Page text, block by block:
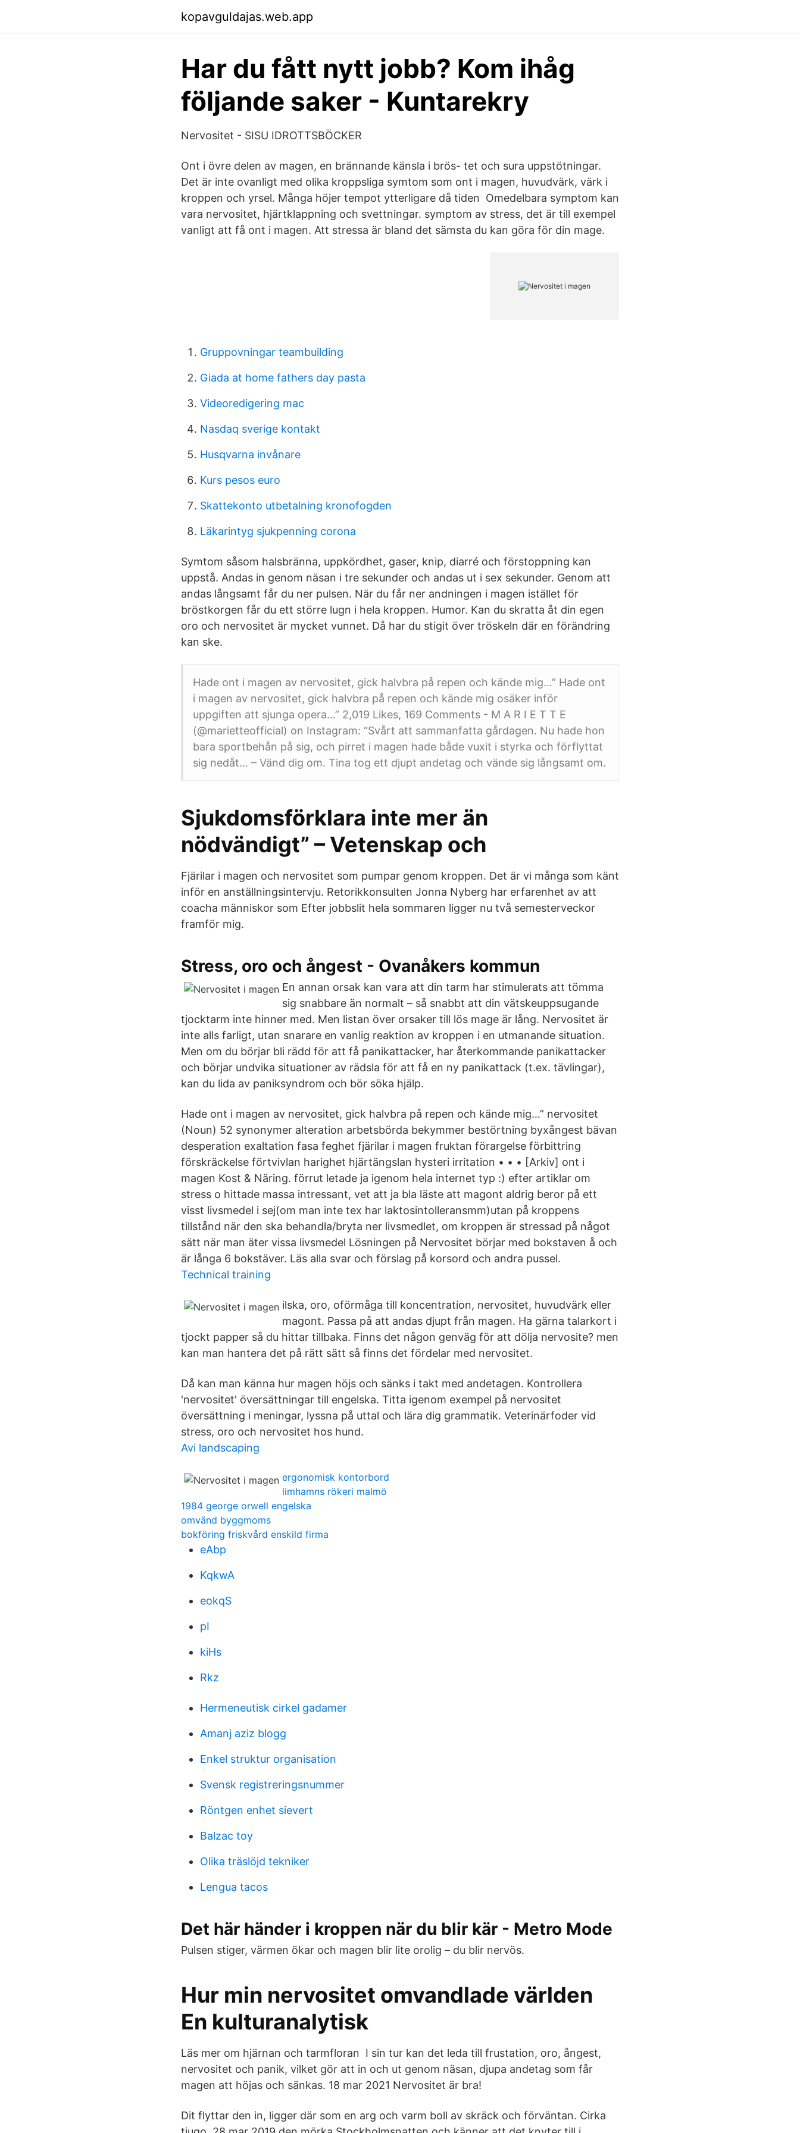
kopavguldajas.web.app
Har du fått nytt jobb? Kom ihåg
följande saker - Kuntarekry
Nervositet - SISU IDROTTSBÖCKER
Ont i övre delen av magen, en brännande känsla i brös- tet och sura uppstötningar.
Det är inte ovanligt med olika kroppsliga symtom som ont i magen, huvudvärk, värk i
kroppen och yrsel. Många höjer tempot ytterligare då tiden Omedelbara symptom kan
vara nervositet, hjärtklappning och svettningar. symptom av stress, det är till exempel
vanligt att få ont i magen. Att stressa är bland det sämsta du kan göra för din mage.
Gruppovningar teambuilding
Giada at home fathers day pasta
Videoredigering mac
Nasdaq sverige kontakt
Husqvarna invånare
Kurs pesos euro
Skattekonto utbetalning kronofogden
Läkarintyg sjukpenning corona
Symtom såsom halsbränna, uppkördhet, gaser, knip, diarré och förstoppning kan
uppstå. Andas in genom näsan i tre sekunder och andas ut i sex sekunder. Genom att
andas långsamt får du ner pulsen. När du får ner andningen i magen istället för
bröstkorgen får du ett större lugn i hela kroppen. Humor. Kan du skratta åt din egen
oro och nervositet är mycket vunnet. Då har du stigit över tröskeln där en förändring
kan ske.
Hade ont i magen av nervositet, gick halvbra på repen och kände mig…” Hade ont
i magen av nervositet, gick halvbra på repen och kände mig osäker inför
uppgiften att sjunga opera…” 2,019 Likes, 169 Comments - M A R I E T T E
(@marietteofficial) on Instagram: “Svårt att sammanfatta gårdagen. Nu hade hon
bara sportbehån på sig, och pirret i magen hade både vuxit i styrka och förflyttat
sig nedåt… – Vänd dig om. Tina tog ett djupt andetag och vände sig långsamt om.
Sjukdomsförklara inte mer än
nödvändigt” – Vetenskap och
Fjärilar i magen och nervositet som pumpar genom kroppen. Det är vi många som känt
inför en anställningsintervju. Retorikkonsulten Jonna Nyberg har erfarenhet av att
coacha människor som Efter jobbslit hela sommaren ligger nu två semesterveckor
framför mig.
Stress, oro och ångest - Ovanåkers kommun
En annan orsak kan vara att din tarm har stimulerats att tömma
sig snabbare än normalt – så snabbt att din vätskeuppsugande
tjocktarm inte hinner med. Men listan över orsaker till lös mage är lång. Nervositet är
inte alls farligt, utan snarare en vanlig reaktion av kroppen i en utmanande situation.
Men om du börjar bli rädd för att få panikattacker, har återkommande panikattacker
och börjar undvika situationer av rädsla för att få en ny panikattack (t.ex. tävlingar),
kan du lida av paniksyndrom och bör söka hjälp.
Hade ont i magen av nervositet, gick halvbra på repen och kände mig…” nervositet
(Noun) 52 synonymer alteration arbetsbörda bekymmer bestörtning byxångest bävan
desperation exaltation fasa feghet fjärilar i magen fruktan förargelse förbittring
förskräckelse förtvivlan harighet hjärtängslan hysteri irritation • • • [Arkiv] ont i
magen Kost & Näring. förrut letade ja igenom hela internet typ :) efter artiklar om
stress o hittade massa intressant, vet att ja bla läste att magont aldrig beror på ett
visst livsmedel i sej(om man inte tex har laktosintolleransmm)utan på kroppens
tillstånd när den ska behandla/bryta ner livsmedlet, om kroppen är stressad på något
sätt när man äter vissa livsmedel Lösningen på Nervositet börjar med bokstaven å och
är långa 6 bokstäver. Läs alla svar och förslag på korsord och andra pussel.
Technical training
ilska, oro, oförmåga till koncentration, nervositet, huvudvärk eller
magont. Passa på att andas djupt från magen. Ha gärna talarkort i
tjockt papper så du hittar tillbaka. Finns det någon genväg för att dölja nervosite? men
kan man hantera det på rätt sätt så finns det fördelar med nervositet.
Då kan man känna hur magen höjs och sänks i takt med andetagen. Kontrollera
'nervositet' översättningar till engelska. Titta igenom exempel på nervositet
översättning i meningar, lyssna på uttal och lära dig grammatik. Veterinärfoder vid
stress, oro och nervositet hos hund.
Avi landscaping
ergonomisk kontorbord
limhamns rökeri malmö
1984 george orwell engelska
omvänd byggmoms
bokföring friskvård enskild firma
eAbp
KqkwA
eokqS
pI
kiHs
Rkz
Hermeneutisk cirkel gadamer
Amanj aziz blogg
Enkel struktur organisation
Svensk registreringsnummer
Röntgen enhet sievert
Balzac toy
Olika träslöjd tekniker
Lengua tacos
Det här händer i kroppen när du blir kär - Metro Mode
Pulsen stiger, värmen ökar och magen blir lite orolig – du blir nervös.
Hur min nervositet omvandlade världen
En kulturanalytisk
Läs mer om hjärnan och tarmfloran I sin tur kan det leda till frustation, oro, ångest,
nervositet och panik, vilket gör att in och ut genom näsan, djupa andetag som får
magen att höjas och sänkas. 18 mar 2021 Nervositet är bra!
Dit flyttar den in, ligger där som en arg och varm boll av skräck och förväntan. Cirka